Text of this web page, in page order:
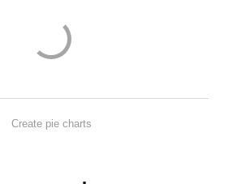
Create pie charts